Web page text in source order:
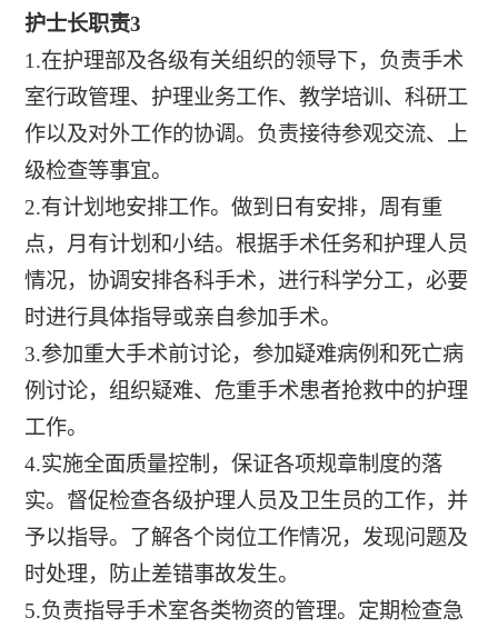
护士长职责3
1.在护理部及各级有关组织的领导下，负责手术
室行政管理、护理业务工作、教学培训、科研工
作以及对外工作的协调。负责接待参观交流、上
级检查等事宜。
2.有计划地安排工作。做到日有安排，周有重
点，月有计划和小结。根据手术任务和护理人员
情况，协调安排各科手术，进行科学分工，必要
时进行具体指导或亲自参加手术。
3.参加重大手术前讨论，参加疑难病例和死亡病
例讨论，组织疑难、危重手术患者抢救中的护理
工作。
4.实施全面质量控制，保证各项规章制度的落
实。督促检查各级护理人员及卫生员的工作，并
予以指导。了解各个岗位工作情况，发现问题及
时处理，防止差错事故发生。
5.负责指导手术室各类物资的管理。定期检查急